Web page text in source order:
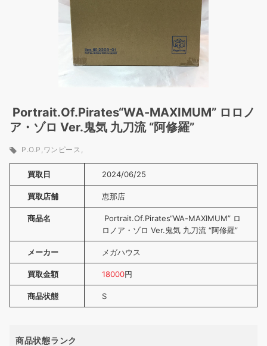
Portrait.Of.Pirates“WA-MAXIMUM” ロロノ
ア・ゾロ Ver.鬼気 九刀流 “阿修羅”
P.O.P ワンピース
買取日 2024/06/25
買取店舗 恵那店
商品名
Portrait.Of.Pirates“WA-MAXIMUM” ロ
ロノア・ゾロ Ver.鬼気 九刀流 “阿修羅”
メーカー メガハウス
買取金額 18000円
商品状態 S
商品状態ランク